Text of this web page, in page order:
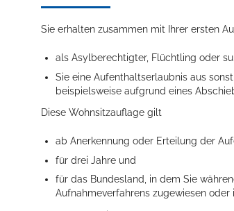
Willkommen in Hockenheim
Sie erhalten zusammen mit Ihrer ersten
als Asylberechtigter, Flüchtling oder
Sie eine Aufenthaltserlaubnis aus
beispielsweise aufgrund eines
Diese Wohnsitzauflage gilt
ab Anerkennung oder Erteilung der
für drei Jahre und
für das Bundesland, in dem Sie
Aufnahmeverfahrens zugewiesen